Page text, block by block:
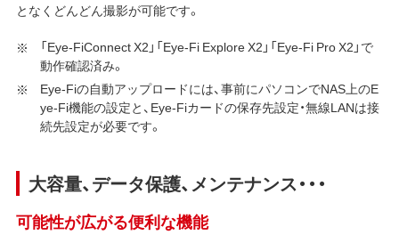
となくどんどん撮影が可能です。
「Eye-FiConnect X2」「Eye-Fi Explore X2」「Eye-Fi Pro X2」で
動作確認済み。
Eye-Fiの自動アップロードには、事前にパソコンでNAS上のE
ye-Fi機能の設定と、Eye-Fiカードの保存先設定・無線LANは接
続先設定が必要です。
大容量、データ保護、メンテナンス・・・
可能性が広がる便利な機能